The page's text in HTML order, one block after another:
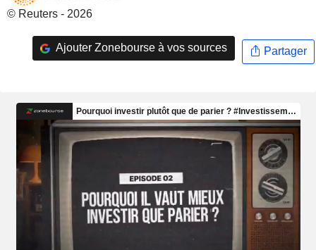
© Reuters - 2026
Ajouter Zonebourse à vos sources Partager